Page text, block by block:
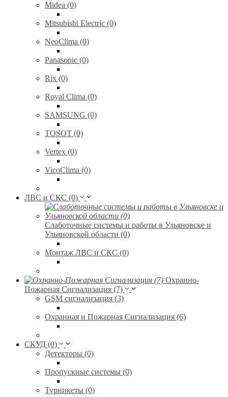
Midea (0)
Mitsubishi Electric (0)
NeoClima (0)
Panasonic (0)
Rix (0)
Royal Clima (0)
SAMSUNG (0)
TOSOT (0)
Vertex (0)
VicoClima (0)
ЛВС и СКС (0)
Слаботочные системы и работы в Ульяновске и
Ульяновской области (0)
Монтаж ЛВС и СКС (0)
Охранно-
Пожарная Сигнализация (7)
GSM сигнализация (3)
Охранная и Пожарная Сигнализация (6)
СКУД (0)
Детекторы (0)
Пропускные системы (0)
Турникеты (0)